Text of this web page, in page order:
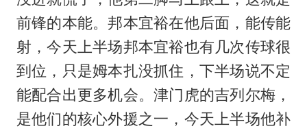
前锋的本能。邦本宜裕在他后面，能传能
射，今天上半场邦本宜裕也有几次传球很
到位，只是姆本扎没抓住，下半场说不定
能配合出更多机会。津门虎的吉列尔梅，
是他们的核心外援之一，今天上半场他补